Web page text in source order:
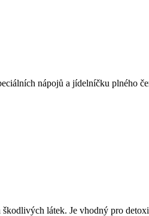
nápojů a jídelníčku plného
látek. Je vhodný pro